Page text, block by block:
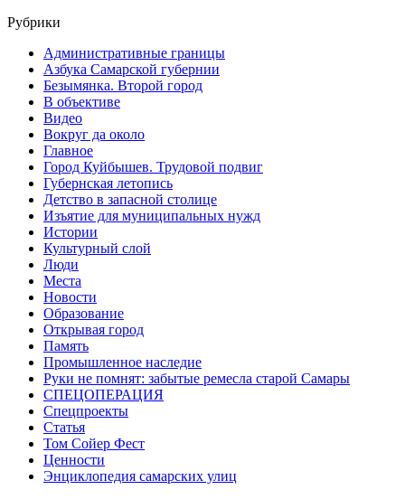
Рубрики
Административные границы
Азбука Самарской губернии
Безымянка. Второй город
В объективе
Видео
Вокруг да около
Главное
Город Куйбышев. Трудовой подвиг
Губернская летопись
Детство в запасной столице
Изъятие для муниципальных нужд
Истории
Культурный слой
Люди
Места
Новости
Образование
Открывая город
Память
Промышленное наследие
Руки не помнят: забытые ремесла старой Самары
СПЕЦОПЕРАЦИЯ
Спецпроекты
Статья
Том Сойер Фест
Ценности
Энциклопедия самарских улиц